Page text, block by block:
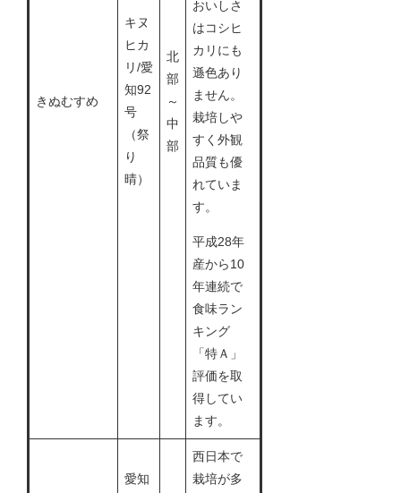
きぬむすめ
キヌ
ヒカ
リ/愛
知92
号
（祭
り
晴）
北
部
～
中
部
おいしさ
はコシヒ
カリにも
遜色あり
ません。
栽培しや
すく外観
品質も優
れていま
す。
平成28年
産から10
年連続で
食味ラン
キング
「特Ａ」
評価を取
得してい
ます。
愛知
西日本で
栽培が多